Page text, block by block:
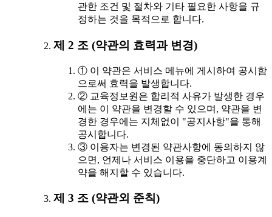
관한 조건 및 절차와 기타 필요한 사항을 규
정하는 것을 목적으로 합니다.
제 2 조 (약관의 효력과 변경)
① 이 약관은 서비스 메뉴에 게시하여 공시함
으로써 효력을 발생합니다.
② 교육정보원은 합리적 사유가 발생한 경우
에는 이 약관을 변경할 수 있으며, 약관을 변
경한 경우에는 지체없이 "공지사항"을 통해
공시합니다.
③ 이용자는 변경된 약관사항에 동의하지 않
으면, 언제나 서비스 이용을 중단하고 이용계
약을 해지할 수 있습니다.
제 3 조 (약관외 준칙)